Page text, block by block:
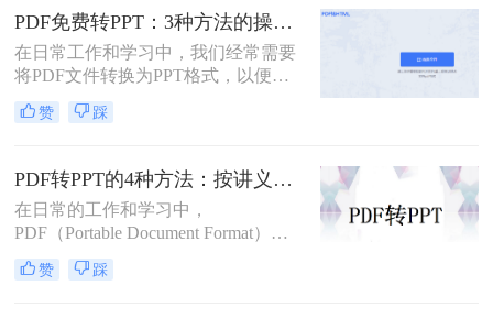
以便进行演示、分享或编辑。那么pdf
文档如何转化成ppt呢？本文将介绍两
种将PDF文档转化成PPT的实用方
法。
PDF免费转PPT：3种方法的操作步骤和常见报错处理!
在日常工作和学习中，我们经常需要
将PDF文件转换为PPT格式，以便进
行演示和分享。那么如何免费将pdf转
换成PPT呢？本文将介绍三种免费将
赞 踩
PDF转PPT的4种方法：按讲义、合同、报告3种文件类型选！
在日常的工作和学习中，
PDF（Portable Document Format）因
其格式稳定、跨平台兼容等优点而广
泛应用。然而，在某些场合下，我们
赞 踩